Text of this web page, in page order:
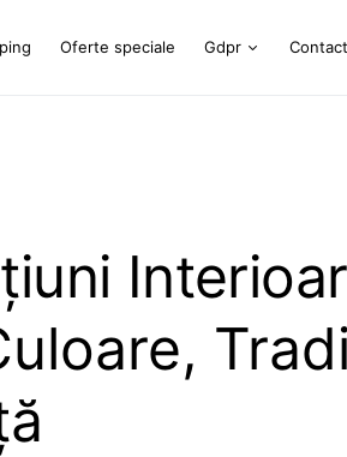
Oferte speciale Gdpr